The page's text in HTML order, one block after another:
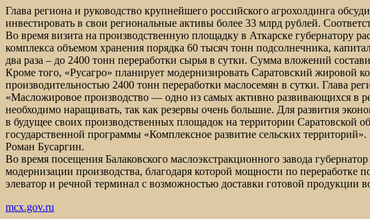
Глава региона и руководство крупнейшего российского агрохолдинга
инвестировать в свои региональные активы более 33 млрд рублей.
Во время визита на производственную площадку в Аткарске губернатору
комплекса объемом хранения порядка 60 тысяч тонн подсолнечника,
два раза – до 2400 тонн переработки сырья в сутки. Сумма вложений
Кроме того, «Русагро» планирует модернизировать Саратовский жировой
производительностью 2400 тонн переработки маслосемян в сутки. Глава
«Масложировое производство — одно из самых активно развивающихся
необходимо наращивать, так как резервы очень большие. Для развития
в будущее своих производственных площадок на территории Саратовской
государственной программы «Комплексное развитие сельских
Роман Бусаргин.
Во время посещения Балаковского маслоэкстракционного завода
модернизации производства, благодаря которой мощности по
элеватор и речной терминал с возможностью доставки готовой продукции
mcx.gov.ru